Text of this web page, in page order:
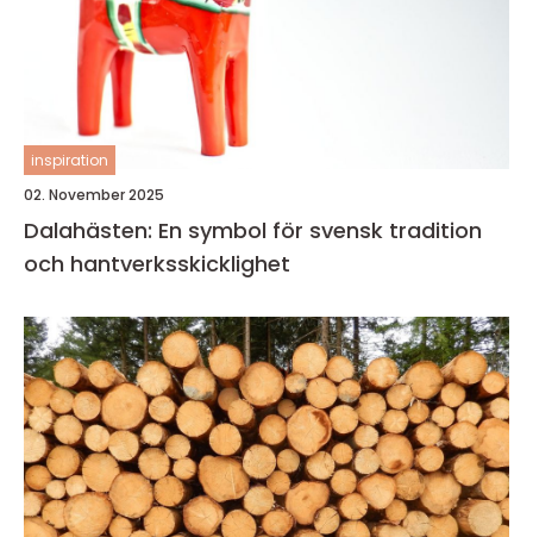
inspiration
02. November 2025
Dalahästen: En symbol för svensk tradition
och hantverksskicklighet